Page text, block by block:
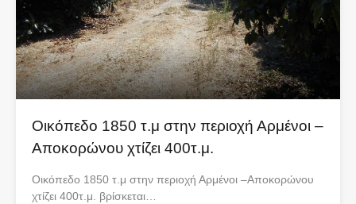
Οικόπεδο 1850 τ.μ στην περιοχή Αρμένοι –
Αποκορώνου χτίζει 400τ.μ.
Οικόπεδο 1850 τ.μ στην περιοχή Αρμένοι –Αποκορώνου
χτίζει 400τ.μ. βρίσκεται…